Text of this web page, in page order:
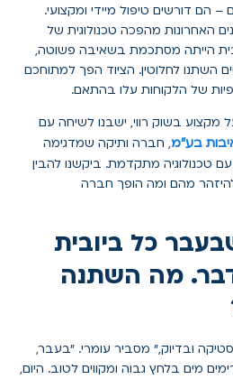
הם דורשים טיפול מיידי ומקצועי.
האחרונות מהפכה טכנולוגית של
הייתה מסתכמת בשאיבה פשוטה,
הסטנדרטים השתנו לחלוטין. הציוד הפך למתוחכם
של הלקוחות עלו בהתאם.
מקצוע בשוק רווי, ישבנו לשיחה עם
בע"מ, חברה ותיקה שמדגימה
טכנולוגיה מתקדמת. ביקשנו להבין
מהם ומה הופך חברה
כל ביובית
מה השתנה
ובדיוק," מסביר עומרי. "בעבר,
מים בלחץ גבוה ומקווים לטוב. היום,